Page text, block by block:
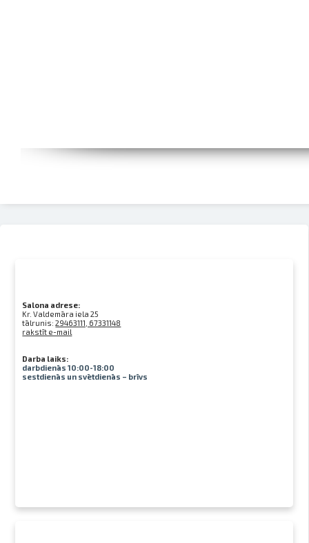
Salona adrese:
Kr. Valdemāra iela 25
tālrunis:29463111, 67331148
rakstīt e-mail
Darba laiks:
darbdienās 10:00-18:00
sestdienās un svētdienās – brīvs